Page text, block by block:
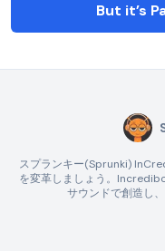
But it’s
スプランキー(Sprunki)
を変革しましょう。
サウンドで創造し